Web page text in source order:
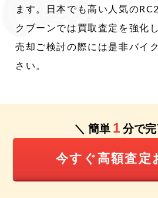
ます。日本でも高い人気の
クブーンでは買取査定を強化
売却ご検討の際には是非バイ
さい。
＼ 簡単 1 分で
今すぐ高額査定